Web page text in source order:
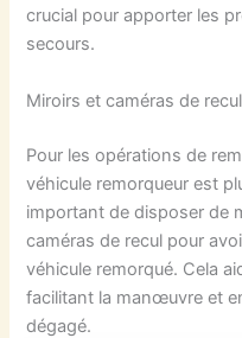
crucial pour apporter les
secours.
Miroirs et caméras de recul
Pour les opérations de
véhicule remorqueur est
important de disposer de
caméras de recul pour
véhicule remorqué. Cela
facilitant la manœuvre et
dégagé.